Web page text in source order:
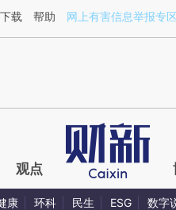
xgCWb3qt](https://
载 帮助 网上有害信息举报专区
观点
康 环科 民生 ESG 数字